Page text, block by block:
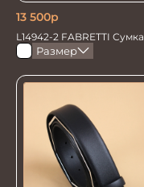
13 500р
L14942-2 FABRETTI Сумка
муж.нат.кожа
Размер